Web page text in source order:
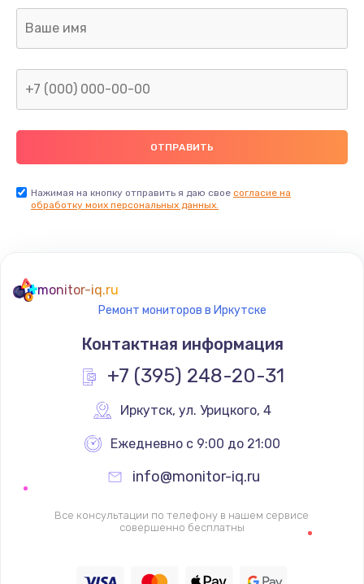
Замена шлейфа матрицы
2600 руб.
Замена видеочипа
Ремонт разъема питания
745 руб.
Заказать
Замена видеокарты
1600 руб.
Заказать
Ремонт цепей питания
2500 руб.
Заказать
Замена жесткого диска
Нажимая на кнопку отправить я даю свое согласие на
обработку моих персональных данных.
monitor-iq.ru
Ремонт мониторов в Иркутске
Контактная информация
+7 (395) 248-20-31
Иркутск, ул. Урицкого, 4
Ежедневно с 9:00 до 21:00
info@monitor-iq.ru
Все консультации по телефону в нашем сервисе
совершенно бесплатны